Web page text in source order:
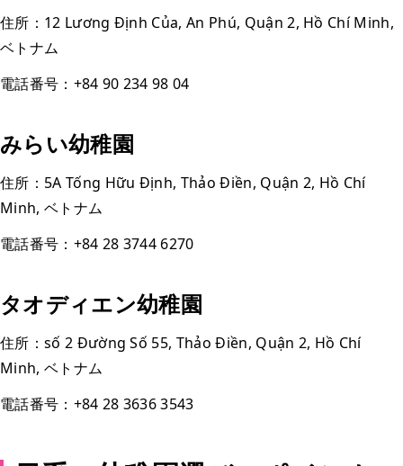
住所：12 Lương Định Của, An Phú, Quận 2, Hồ Chí Minh,
ベトナム
電話番号：+84 90 234 98 04
みらい幼稚園
住所：5A Tống Hữu Định, Thảo Điền, Quận 2, Hồ Chí
Minh, ベトナム
電話番号：+84 28 3744 6270
タオディエン幼稚園
住所：số 2 Đường Số 55, Thảo Điền, Quận 2, Hồ Chí
Minh, ベトナム
電話番号：+84 28 3636 3543